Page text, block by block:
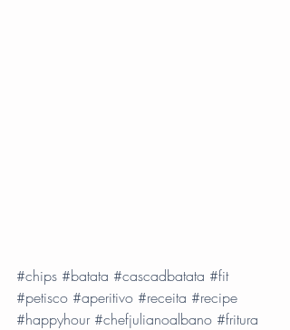
#chips #batata #cascadbatata #fit
#petisco #aperitivo #receita #recipe
#happyhour #chefjulianoalbano #fritura